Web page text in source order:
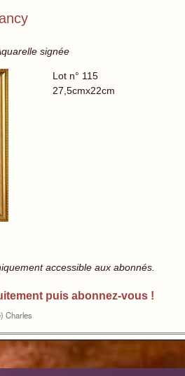
signée
Lot n° 115
27,5cmx22cm
accessible aux abonnés.
puis abonnez-vous !
Charles